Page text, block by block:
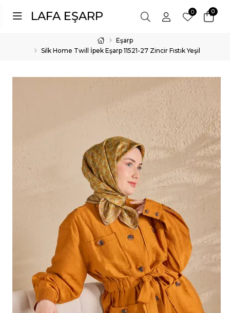
LAFA EŞARP 0
0
Eşarp
Silk Home Twill İpek Eşarp 11521-27 Zincir Fıstık Yeşil